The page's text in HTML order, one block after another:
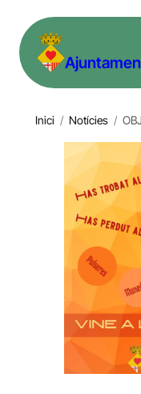
contingut
Inici / Notícies /